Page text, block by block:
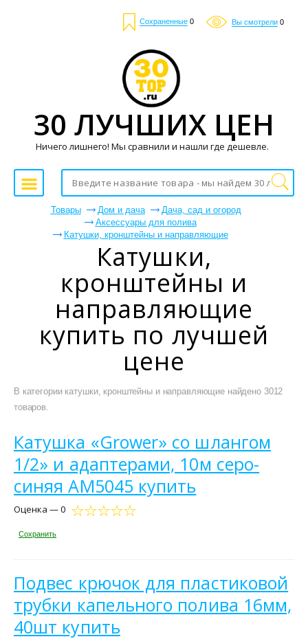
Сохраненные 0 Вы смотрели 0
Товары Дом и дача
Дача, сад и огород
Аксессуары для полива
Катушки, кронштейны и направляющие
Катушки,
кронштейны и
направляющие
купить по лучшей
цене
В категории катушки, кронштейны и направляющие найдено 3012
товаров.
Катушка «Grower» со шлангом
1/2» и адаптерами, 10м серо-
синяя AM5045 купить
Оценка — 0
Сохранить
Подвес крючок для пластиковой
трубки капельного полива 16мм,
40шт купить
30 ЛУЧШИХ ЦЕН
Ничего лишнего! Мы сравнили и нашли где дешевле.